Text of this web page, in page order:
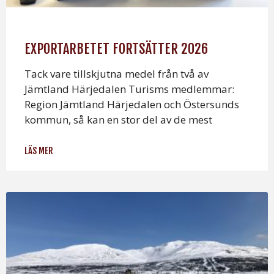
EXPORTARBETET FORTSÄTTER 2026
Tack vare tillskjutna medel från två av
Jämtland Härjedalen Turisms medlemmar:
Region Jämtland Härjedalen och Östersunds
kommun, så kan en stor del av de mest
LÄS MER